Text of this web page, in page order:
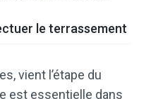
le terrassement
vient l’étape du
est essentielle dans